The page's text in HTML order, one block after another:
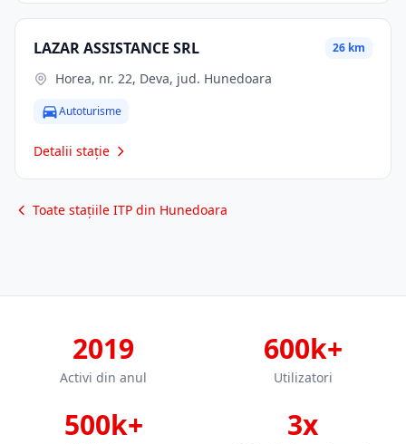
LAZAR ASSISTANCE SRL 26 km
Horea, nr. 22, Deva, jud. Hunedoara
Autoturisme
Detalii stație
Toate stațiile ITP din Hunedoara
2019
Activi din anul
600k+
Utilizatori
500k+ 3x